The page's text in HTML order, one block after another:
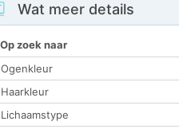
Wat meer details
Op zoek naar
Ogenkleur
Haarkleur
Lichaamstype